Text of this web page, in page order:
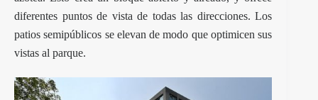
diferentes puntos de vista de todas las direcciones. Los
patios semipúblicos se elevan de modo que optimicen sus
vistas al parque.